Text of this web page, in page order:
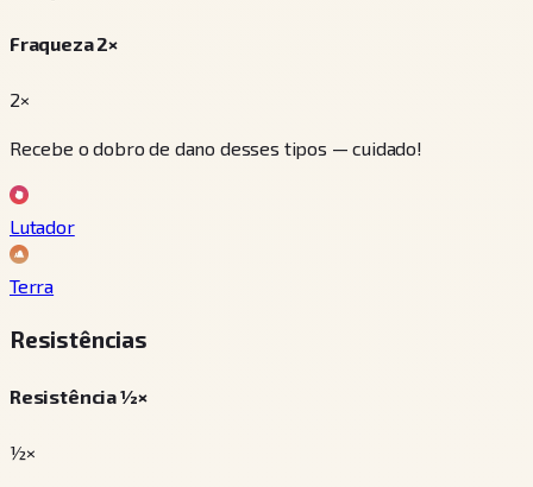
Fraqueza 2×
2×
Recebe o dobro de dano desses tipos — cuidado!
Lutador
Terra
Resistências
Resistência ½×
½×